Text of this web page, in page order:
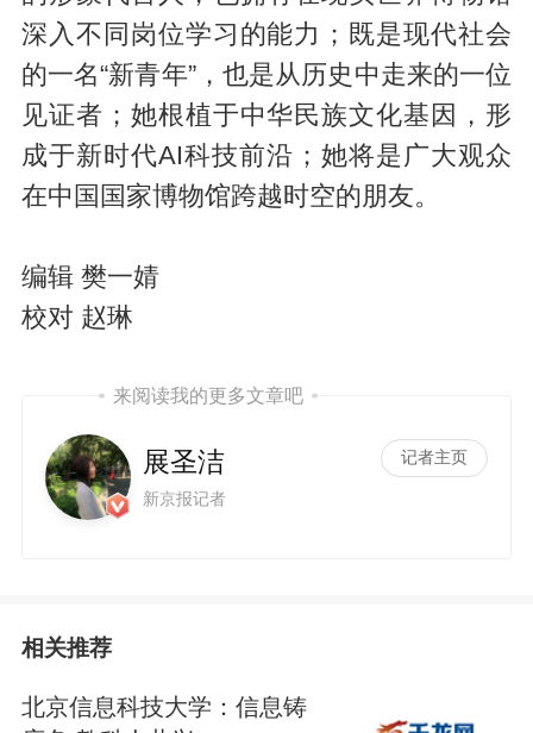
深入不同岗位学习的能力；既是现代社会
的一名“新青年”，也是从历史中走来的一位
见证者；她根植于中华民族文化基因，形
成于新时代AI科技前沿；她将是广大观众
在中国国家博物馆跨越时空的朋友。
编辑 樊一婧
校对 赵琳
来阅读我的更多文章吧
展圣洁
新京报记者
记者主页
相关推荐
北京信息科技大学：信息铸